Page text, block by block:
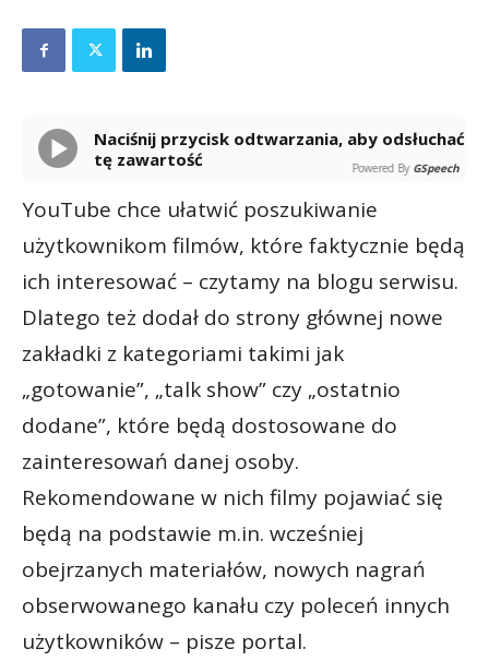
Naciśnij przycisk odtwarzania, aby odsłuchać
tę zawartość
Powered By GSpeech
YouTube chce ułatwić poszukiwanie
użytkownikom filmów, które faktycznie będą
ich interesować – czytamy na blogu serwisu.
Dlatego też dodał do strony głównej nowe
zakładki z kategoriami takimi jak
„gotowanie”, „talk show” czy „ostatnio
dodane”, które będą dostosowane do
zainteresowań danej osoby.
Rekomendowane w nich filmy pojawiać się
będą na podstawie m.in. wcześniej
obejrzanych materiałów, nowych nagrań
obserwowanego kanału czy poleceń innych
użytkowników – pisze portal.